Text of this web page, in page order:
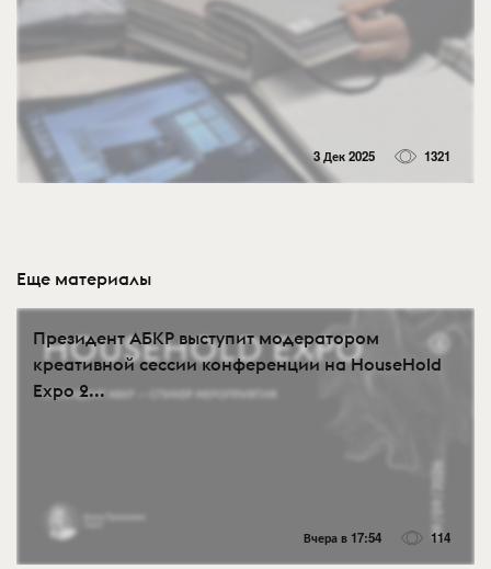
3 Дек 2025 1321
Еще материалы
Президент АБКР выступит модератором
креативной сессии конференции на HouseHold
Expo 2...
Вчера в 17:54 114